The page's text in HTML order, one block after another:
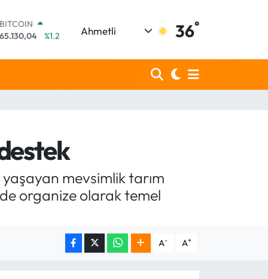
DOLAR
47,7106
%0.17
55,1652
%0.27
BITCOIN
65.130,04
%1.2
Ahmetli 36°
yaşayan mevsimlik tarım
organize olarak temel
A- A+